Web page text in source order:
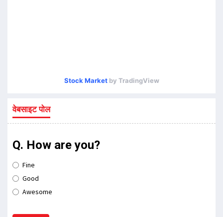
Stock Marketby TradingView
वेबसाइट पोल
Q. How are you?
Fine
Good
Awesome